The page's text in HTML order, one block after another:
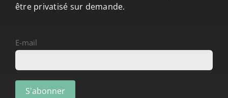
être privatisé sur demande.
E-mail